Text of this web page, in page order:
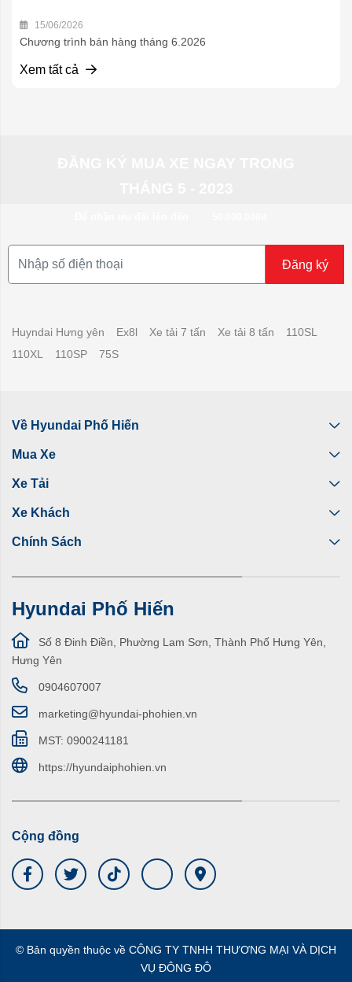
15/06/2026
Chương trình bán hàng tháng 6.2026
Xem tất cả
Đăng ký
Huyndai Hưng yên Ex8l Xe tải 7 tấn Xe tải 8 tấn
110SL
110XL
110SP 75S
Về Hyundai Phố Hiến
Mua Xe
Xe Tải
Xe Khách
Chính Sách
Hyundai Phố Hiến
Số 8 Đinh Điền, Phường Lam Sơn, Thành Phố Hưng Yên,
Hưng Yên
0904607007
marketing@hyundai-phohien.vn
MST: 0900241181
https://hyundaiphohien.vn
Cộng đồng
© Bản quyền thuộc về CÔNG TY TNHH THƯƠNG MẠI VÀ DỊCH
VỤ ĐÔNG ĐÔ